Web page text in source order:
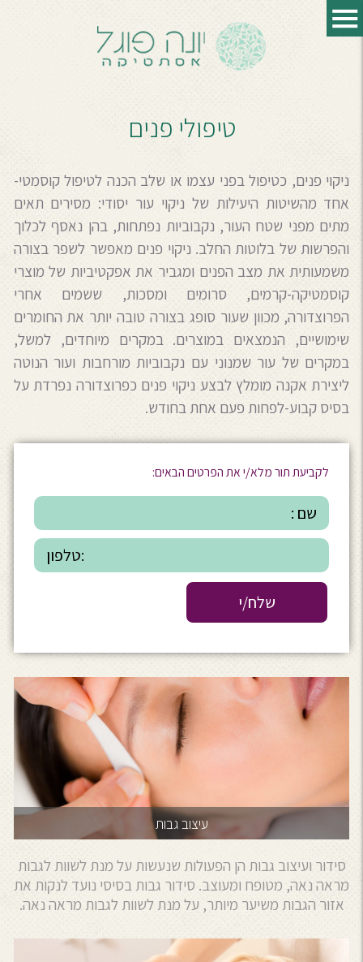
טיפולי פנים
ניקוי פנים, כטיפול בפני עצמו או שלב הכנה לטיפול קוסמטי-
אחד מהשיטות היעילות של ניקוי עור יסודי: מסירים תאים
מתים מפני שטח העור, נקבוביות נפתחות, בהן נאסף לכלוך
והפרשות של בלוטות החלב. ניקוי פנים מאפשר לשפר בצורה
משמעותית את מצב הפנים ומגביר את אפקטיביות של מוצרי
קוסמטיקה-קרמים, סרומים ומסכות, ששמים אחרי
הפרוצדורה, מכוון שעור סופג בצורה טובה יותר את החומרים
שימושיים, הנמצאים במוצרים. במקרים מיוחדים, למשל,
במקרים של עור שמנוני עם נקבוביות מורחבות ועור הנוטה
ליצירת אקנה מומלץ לבצע ניקוי פנים כפרוצדורה נפרדת על
בסיס קבוע-לפחות פעם אחת בחודש.
לקביעת תור מלא/י את הפרטים הבאים:
עיצוב גבות
סידור ועיצוב גבות הן הפעולות שנעשות על מנת לשוות לגבות
מראה נאה, מטופח ומעוצב. סידור גבות בסיסי נועד לנקות את
אזור הגבות משיער מיותר, על מנת לשוות לגבות מראה נאה.